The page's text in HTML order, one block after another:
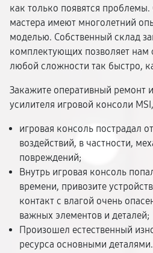
как только появятся
мастера имеют многолетний
моделью. Собственный склад
комплектующих позволяет нам
любой сложности так быстро,
Закажите оперативный ремонт
усилителя игровой консоли
игровая консоль пострадал
воздействий, в частности,
повреждений;
Внутрь игровая консоль
времени, привозите
контакт с влагой очень
важных элементов и деталей;
Произошел естественный
ресурса основными